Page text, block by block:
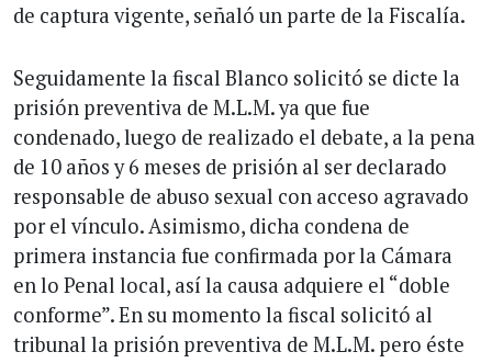
de captura vigente, señaló un parte de la Fiscalía.
Seguidamente la fiscal Blanco solicitó se dicte la
prisión preventiva de M.L.M. ya que fue
condenado, luego de realizado el debate, a la pena
de 10 años y 6 meses de prisión al ser declarado
responsable de abuso sexual con acceso agravado
por el vínculo. Asimismo, dicha condena de
primera instancia fue confirmada por la Cámara
en lo Penal local, así la causa adquiere el “doble
conforme”. En su momento la fiscal solicitó al
tribunal la prisión preventiva de M.L.M. pero éste